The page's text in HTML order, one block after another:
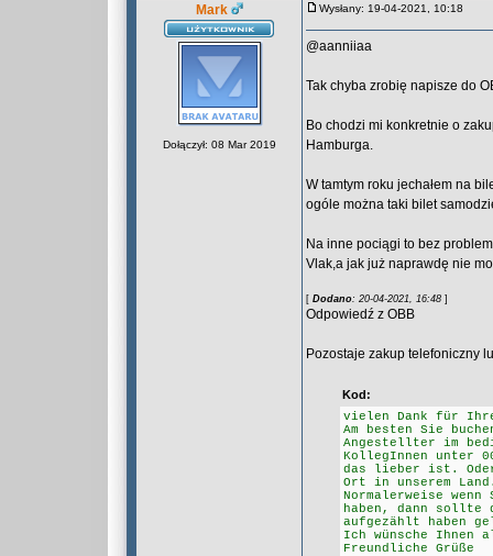
Mark
Dołączył: 08 Mar 2019
Wysłany: 19-04-2021, 10:18
@aanniiaa
Tak chyba zrobię napisze do
Bo chodzi mi konkretnie o
Hamburga.
W tamtym roku jechałem na
ogóle można taki bilet
Na inne pociągi to bez
Vlak,a jak już naprawdę nie
[ Dodano: 20-04-2021, 16:48 ]
Odpowiedź z OBB
Pozostaje zakup telefoniczny
Kod:
vielen Dank für
Am besten Sie
Angestellter im
KollegInnen unter
das lieber ist.
Ort in unserem
Normalerweise
haben, dann sollte
aufgezählt haben
Ich wünsche Ihnen
Freundliche Grüße